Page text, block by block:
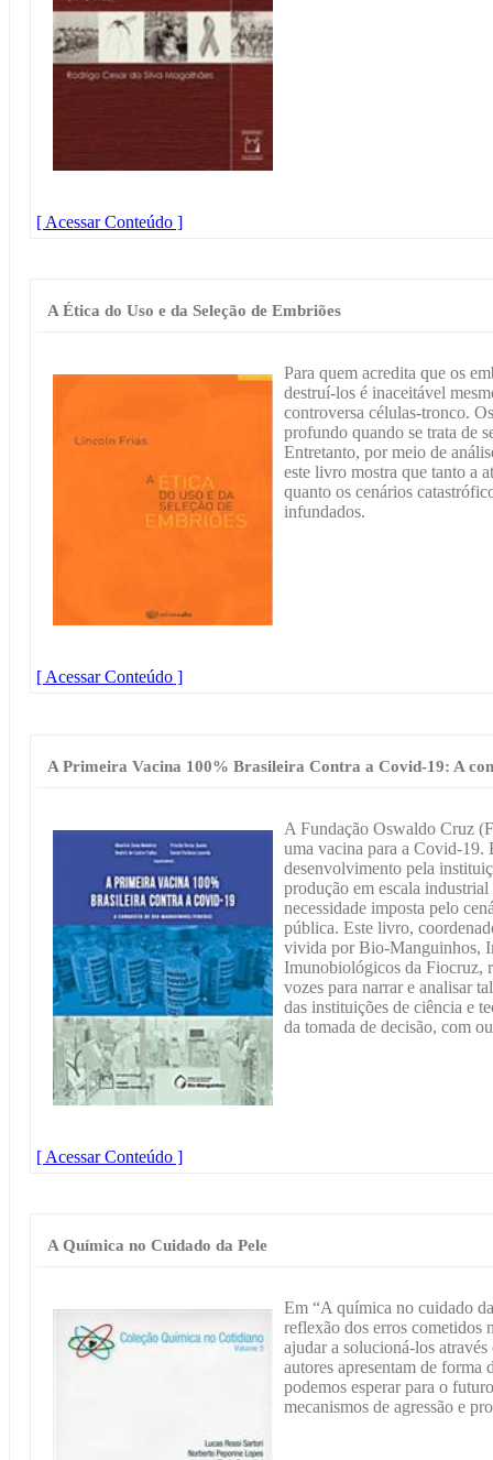
[ Acessar Conteúdo ]
A Ética do Uso e da Seleção de Embriões
Para quem acredita que os
destruí-los é inaceitável
controversa células-tronco.
profundo quando se trata de
Entretanto, por meio de
este livro mostra que tanto a
quanto os cenários
infundados.
[ Acessar Conteúdo ]
A Primeira Vacina 100% Brasileira Contra a Covid-19: A
A Fundação Oswaldo Cruz
uma vacina para a Covid-19.
desenvolvimento pela
produção em escala
necessidade imposta pelo
pública. Este livro,
vivida por Bio-Manguinhos,
Imunobiológicos da Fiocruz,
vozes para narrar e analisar
das instituições de ciência e
da tomada de decisão, com
[ Acessar Conteúdo ]
A Química no Cuidado da Pele
Em “A química no cuidado
reflexão dos erros cometidos
ajudar a solucioná-los
autores apresentam de forma
podemos esperar para o
mecanismos de agressão e